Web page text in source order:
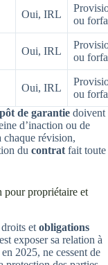
Oui, IRL
ou
Oui, IRL
ou
Oui, IRL
ou
de garantie doivent
d’inaction ou de
révision,
du contrat fait toute
pour propriétaire et
et obligations
exposer sa relation à
2025, ne cessent de